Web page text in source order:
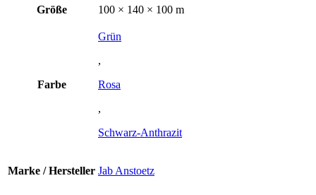
Größe
100 × 140 × 100 m
Farbe
Grün
,
Rosa
,
Schwarz-Anthrazit
Marke / Hersteller Jab Anstoetz